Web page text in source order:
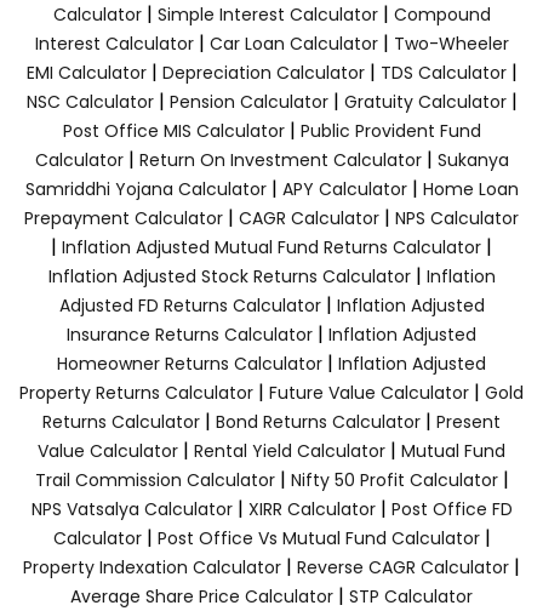
Calculator| Simple Interest Calculator| Compound
Interest Calculator| Car Loan Calculator| Two-Wheeler
EMI Calculator| Depreciation Calculator| TDS Calculator|
NSC Calculator| Pension Calculator| Gratuity Calculator|
Post Office MIS Calculator| Public Provident Fund
Calculator| Return On Investment Calculator| Sukanya
Samriddhi Yojana Calculator| APY Calculator| Home Loan
Prepayment Calculator | CAGR Calculator | NPS Calculator
| Inflation Adjusted Mutual Fund Returns Calculator |
Inflation Adjusted Stock Returns Calculator| Inflation
Adjusted FD Returns Calculator| Inflation Adjusted
Insurance Returns Calculator | Inflation Adjusted
Homeowner Returns Calculator | Inflation Adjusted
Property Returns Calculator | Future Value Calculator | Gold
Returns Calculator | Bond Returns Calculator | Present
Value Calculator | Rental Yield Calculator | Mutual Fund
Trail Commission Calculator| Nifty 50 Profit Calculator|
NPS Vatsalya Calculator| XIRR Calculator| Post Office FD
Calculator| Post Office Vs Mutual Fund Calculator|
Property Indexation Calculator | Reverse CAGR Calculator |
Average Share Price Calculator | STP Calculator